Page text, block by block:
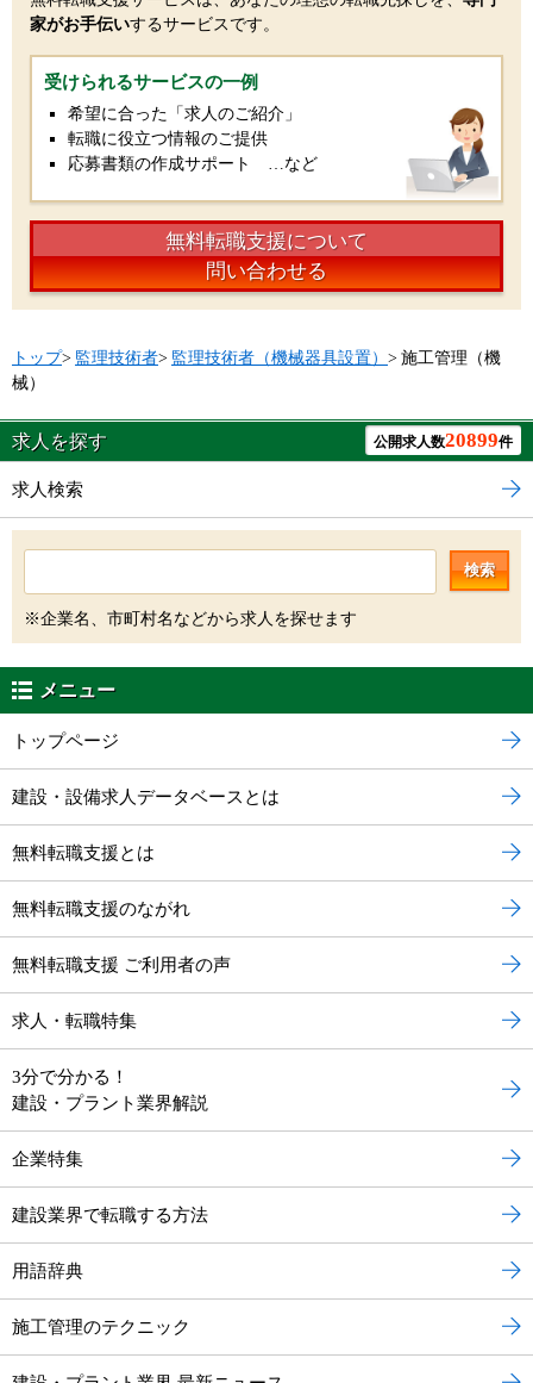
家がお手伝いするサービスです。
受けられるサービスの一例
希望に合った「求人のご紹介」
転職に役立つ情報のご提供
応募書類の作成サポート …など
無料転職支援について
問い合わせる
トップ> 監理技術者> 監理技術者（機械器具設置） > 施工管理（機
械）
求人を探す 公開求人数20899件
求人検索
検索
※企業名、市町村名などから求人を探せます
メニュー
トップページ
建設・設備求人データベースとは
無料転職支援とは
無料転職支援のながれ
無料転職支援 ご利用者の声
求人・転職特集
3分で分かる！
建設・プラント業界解説
企業特集
建設業界で転職する方法
用語辞典
施工管理のテクニック